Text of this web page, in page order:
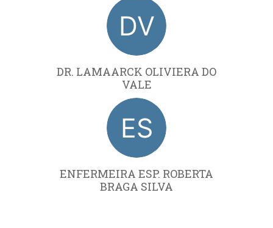
DR. LAMAARCK OLIVIERA DO
VALE
ENFERMEIRA ESP. ROBERTA
BRAGA SILVA